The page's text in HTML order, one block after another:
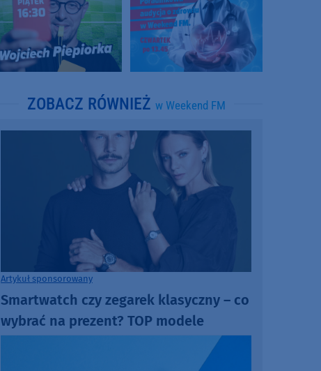
ZOBACZ RÓWNIEŻ w Weekend FM
Artykuł sponsorowany
Smartwatch czy zegarek klasyczny – co
wybrać na prezent? TOP modele